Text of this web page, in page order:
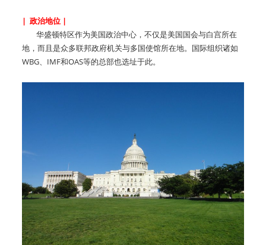
| 政治地位 |
华盛顿特区作为美国政治中心，不仅是美国国会与白宫所在
地，而且是众多联邦政府机关与多国使馆所在地。国际组织诸如
WBG、IMF和OAS等的总部也选址于此。